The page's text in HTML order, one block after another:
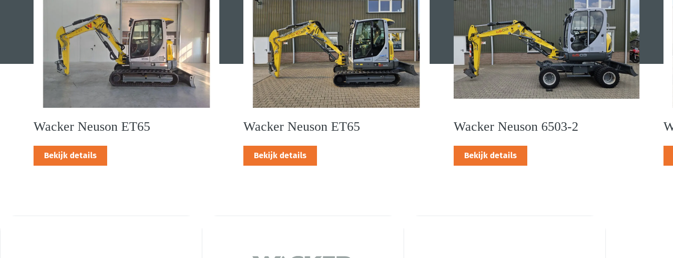
Wacker Neuson ET65
Bekijk details
Wacker Neuson ET65
Bekijk details
Wacker Neuson 6503-2
Bekijk details